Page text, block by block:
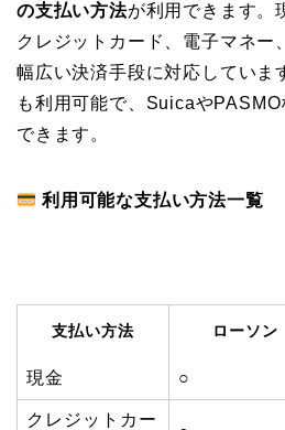
の支払い方法が利用できます。
クレジットカード、電子マネー
幅広い決済手段に対応していま
も利用可能で、Suicaや
できます。
利用可能な支払い方法一覧
支払い方法 ローソン
現金 ○
クレジットカー